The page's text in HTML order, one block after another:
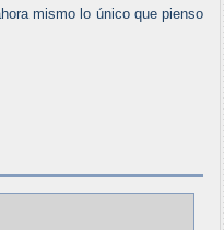
mismo lo único que pienso